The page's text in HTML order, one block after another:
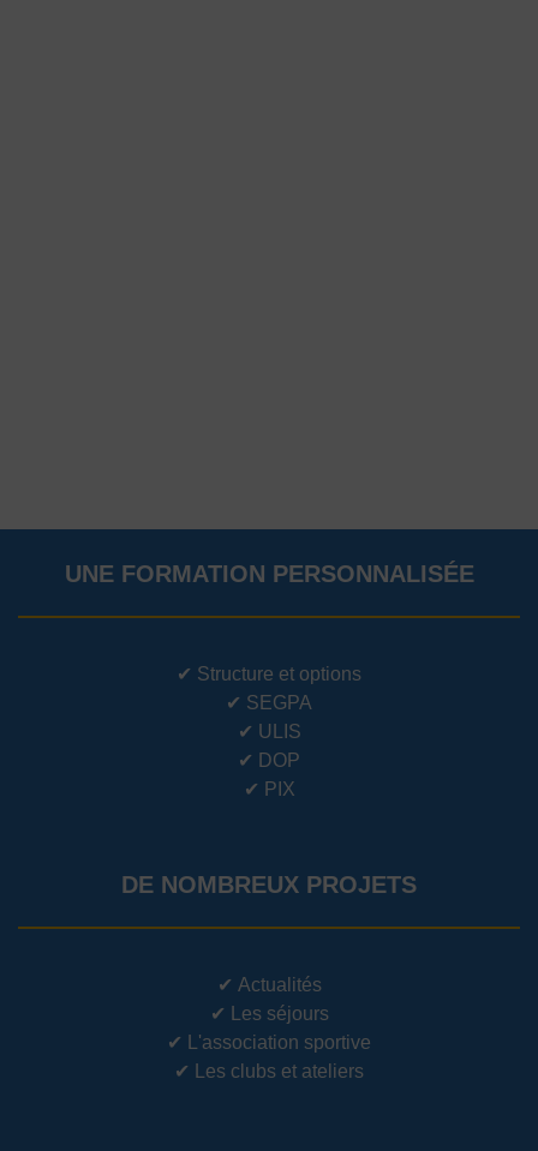
UNE FORMATION PERSONNALISÉE
✔ Structure et options
✔ SEGPA
✔ ULIS
✔ DOP
✔ PIX
DE NOMBREUX PROJETS
✔ Actualités
✔
Les séjours
✔
L'association sportive
✔
Les clubs et ateliers